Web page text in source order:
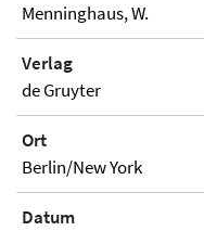
Menninghaus, W.
Verlag
de Gruyter
Ort
Berlin/New York
Datum